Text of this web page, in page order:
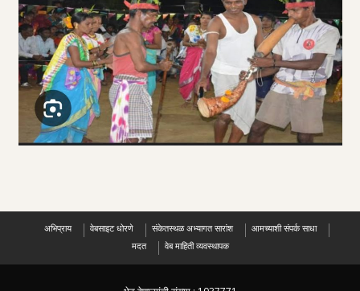
अभिप्राय वेबसाइट धोरणे संकेतस्थळ अभ्यागत सारांश
आमच्याशी संपर्क साधा
मदत
वेब माहिती व्यवस्थापक